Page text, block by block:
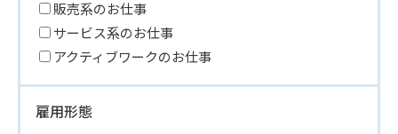
販売系のお仕事
サービス系のお仕事
アクティブワークのお仕事
雇用形態